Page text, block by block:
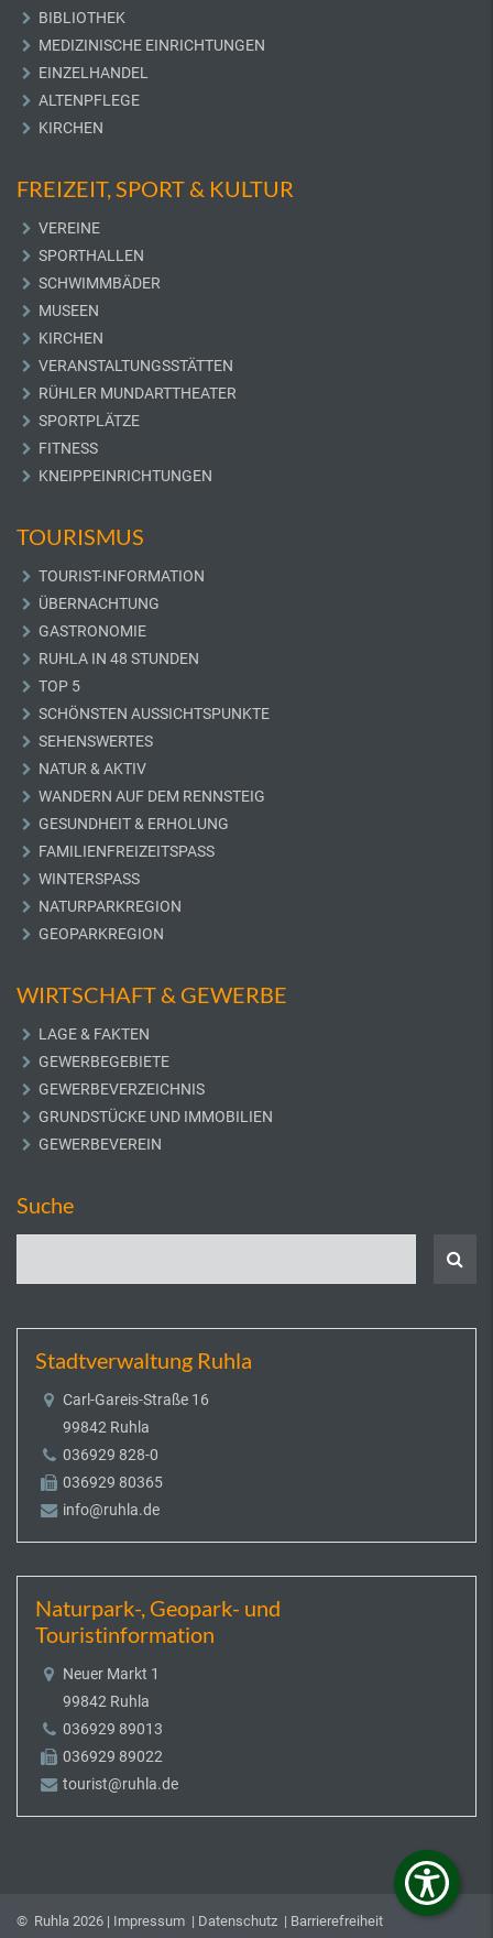
BIBLIOTHEK
MEDIZINISCHE EINRICHTUNGEN
EINZELHANDEL
ALTENPFLEGE
KIRCHEN
FREIZEIT, SPORT & KULTUR
VEREINE
SPORTHALLEN
SCHWIMMBÄDER
MUSEEN
KIRCHEN
VERANSTALTUNGSSTÄTTEN
RÜHLER MUNDARTTHEATER
SPORTPLÄTZE
FITNESS
KNEIPPEINRICHTUNGEN
TOURISMUS
TOURIST-INFORMATION
ÜBERNACHTUNG
GASTRONOMIE
RUHLA IN 48 STUNDEN
TOP 5
SCHÖNSTEN AUSSICHTSPUNKTE
SEHENSWERTES
NATUR & AKTIV
WANDERN AUF DEM RENNSTEIG
GESUNDHEIT & ERHOLUNG
FAMILIENFREIZEITSPASS
WINTERSPASS
NATURPARKREGION
GEOPARKREGION
WIRTSCHAFT & GEWERBE
LAGE & FAKTEN
GEWERBEGEBIETE
GEWERBEVERZEICHNIS
GRUNDSTÜCKE UND IMMOBILIEN
GEWERBEVEREIN
Suche
Stadtverwaltung Ruhla
Carl-Gareis-Straße 16
99842 Ruhla
036929 828-0
036929 80365
info@ruhla.de
Naturpark-, Geopark- und
Touristinformation
Neuer Markt 1
99842 Ruhla
036929 89013
036929 89022
tourist@ruhla.de
© Ruhla 2026 | Impressum | Datenschutz | Barrierefreiheit